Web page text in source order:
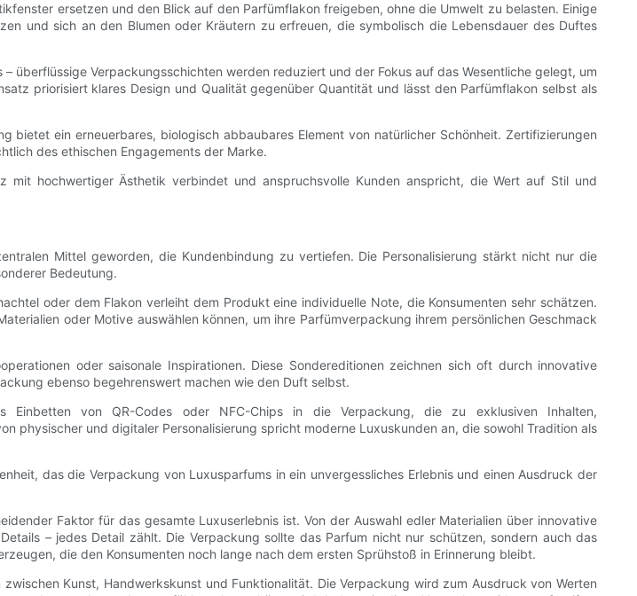
ersetzen und den Blick auf den Parfümflakon freigeben, ohne die Umwelt zu belasten. Einige
und sich an den Blumen oder Kräutern zu erfreuen, die symbolisch die Lebensdauer des Duftes
überflüssige Verpackungsschichten werden reduziert und der Fokus auf das Wesentliche gelegt, um
priorisiert klares Design und Qualität gegenüber Quantität und lässt den Parfümflakon selbst als
bietet ein erneuerbares, biologisch abbaubares Element von natürlicher Schönheit. Zertifizierungen
des ethischen Engagements der Marke.
hochwertiger Ästhetik verbindet und anspruchsvolle Kunden anspricht, die Wert auf Stil und
Mittel geworden, die Kundenbindung zu vertiefen. Die Personalisierung stärkt nicht nur die
Bedeutung.
oder dem Flakon verleiht dem Produkt eine individuelle Note, die Konsumenten sehr schätzen.
oder Motive auswählen können, um ihre Parfümverpackung ihrem persönlichen Geschmack
oder saisonale Inspirationen. Diese Sondereditionen zeichnen sich oft durch innovative
ebenso begehrenswert machen wie den Duft selbst.
von QR-Codes oder NFC-Chips in die Verpackung, die zu exklusiven Inhalten,
physischer und digitaler Personalisierung spricht moderne Luxuskunden an, die sowohl Tradition als
das die Verpackung von Luxusparfums in ein unvergessliches Erlebnis und einen Ausdruck der
Faktor für das gesamte Luxuserlebnis ist. Von der Auswahl edler Materialien über innovative
– jedes Detail zählt. Die Verpackung sollte das Parfum nicht nur schützen, sondern auch das
die den Konsumenten noch lange nach dem ersten Sprühstoß in Erinnerung bleibt.
Kunst, Handwerkskunst und Funktionalität. Die Verpackung wird zum Ausdruck von Werten